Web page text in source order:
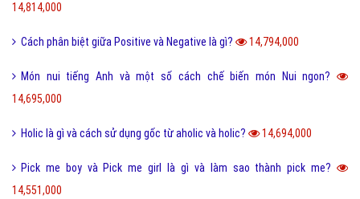
14,814,000
Cách phân biệt giữa Positive và Negative là gì? 14,794,000
Món nui tiếng Anh và một số cách chế biến món Nui ngon?
14,695,000
Holic là gì và cách sử dụng gốc từ aholic và holic? 14,694,000
Pick me boy và Pick me girl là gì và làm sao thành pick me?
14,551,000